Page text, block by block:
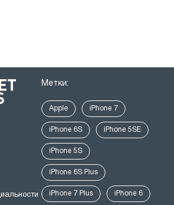
Метки:
Apple iPhone 7
iPhone 6S iPhone 5SE
iPhone 5S
iPhone 6S Plus
iPhone 7 Plus iPhone 6